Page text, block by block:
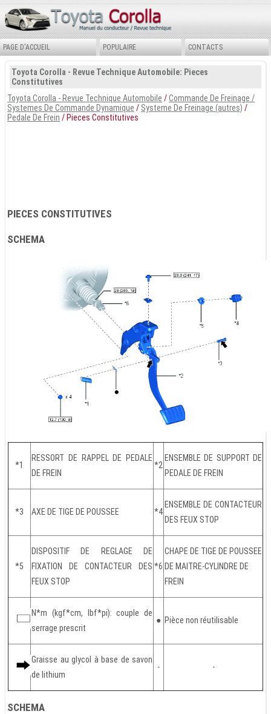
PAGE D'ACCUEIL POPULAIRE CONTACTS
Toyota Corolla - Revue Technique Automobile: Pieces
Constitutives
Toyota Corolla - Revue Technique Automobile /Commande De Freinage /
Systemes De Commande Dynamique / Systeme De Freinage (autres) /
Pedale De Frein / Pieces Constitutives
PIECES CONSTITUTIVES
SCHEMA
*1
RESSORT DE RAPPEL DE PEDALE
DE FREIN
*2
ENSEMBLE DE SUPPORT DE
PEDALE DE FREIN
*3 AXE DE TIGE DE POUSSEE *4
ENSEMBLE DE CONTACTEUR
DES FEUX STOP
*5
DISPOSITIF DE REGLAGE DE
FIXATION DE CONTACTEUR DES
FEUX STOP
*6
CHAPE DE TIGE DE POUSSEE
DE MAITRE-CYLINDRE DE
FREIN
N*m (kgf*cm, lbf*pi): couple de
serrage prescrit
● Pièce non réutilisable
Graisse au glycol à base de savon
de lithium
- -
SCHEMA